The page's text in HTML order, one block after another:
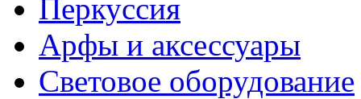
Перкуссия
Арфы и аксессуары
Световое оборудование